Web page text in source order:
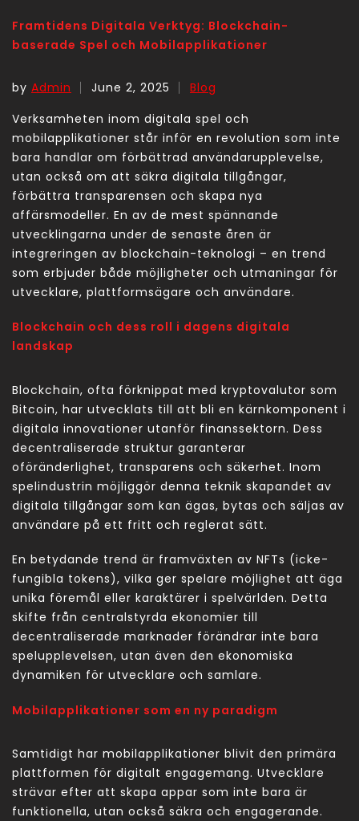
Framtidens Digitala Verktyg: Blockchain-
baserade Spel och Mobilapplikationer
by Admin June 2, 2025
Blog
Verksamheten inom digitala spel och
mobilapplikationer står inför en revolution som inte
bara handlar om förbättrad användarupplevelse,
utan också om att säkra digitala tillgångar,
förbättra transparensen och skapa nya
affärsmodeller. En av de mest spännande
utvecklingarna under de senaste åren är
integreringen av blockchain-teknologi – en trend
som erbjuder både möjligheter och utmaningar för
utvecklare, plattformsägare och användare.
Blockchain och dess roll i dagens digitala
landskap
Blockchain, ofta förknippat med kryptovalutor som
Bitcoin, har utvecklats till att bli en kärnkomponent i
digitala innovationer utanför finanssektorn. Dess
decentraliserade struktur garanterar
oföränderlighet, transparens och säkerhet. Inom
spelindustrin möjliggör denna teknik skapandet av
digitala tillgångar som kan ägas, bytas och säljas av
användare på ett fritt och reglerat sätt.
En betydande trend är framväxten av NFTs (icke-
fungibla tokens), vilka ger spelare möjlighet att äga
unika föremål eller karaktärer i spelvärlden. Detta
skifte från centralstyrda ekonomier till
decentraliserade marknader förändrar inte bara
spelupplevelsen, utan även den ekonomiska
dynamiken för utvecklare och samlare.
Mobilapplikationer som en ny paradigm
Samtidigt har mobilapplikationer blivit den primära
plattformen för digitalt engagemang. Utvecklare
strävar efter att skapa appar som inte bara är
funktionella, utan också säkra och engagerande.